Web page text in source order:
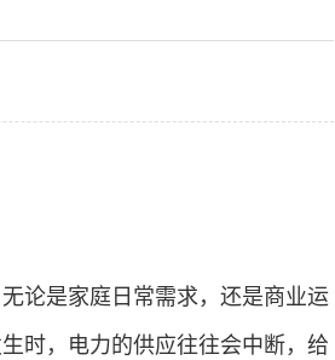
论是家庭日常需求，还是商业运
时，电力的供应往往会中断，给